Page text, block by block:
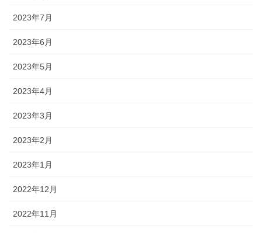
2023年7月
2023年6月
2023年5月
2023年4月
2023年3月
2023年2月
2023年1月
2022年12月
2022年11月